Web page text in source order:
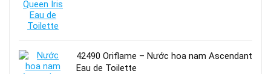
42490 Oriflame – Nước hoa nam Ascendant
Eau de Toilette